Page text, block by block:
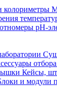
колориметры
pH-
Кейсы,
и модули